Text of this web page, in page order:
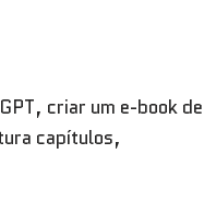
criar um e-book de
capítulos,